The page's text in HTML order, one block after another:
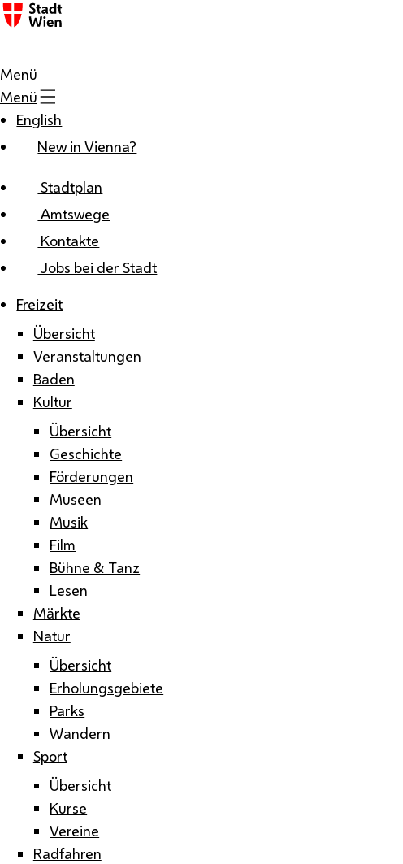
Zum Inhalt
Menü
Menü
English
New in Vienna?
Stadtplan
Amtswege
Kontakte
Jobs bei der Stadt
Freizeit
Übersicht
Veranstaltungen
Baden
Kultur
Übersicht
Geschichte
Förderungen
Museen
Musik
Film
Bühne & Tanz
Lesen
Märkte
Natur
Übersicht
Erholungsgebiete
Parks
Wandern
Sport
Übersicht
Kurse
Vereine
Radfahren